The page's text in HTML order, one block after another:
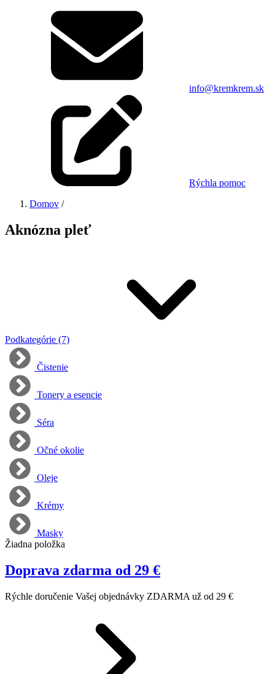
info@kremkrem.sk
Rýchla pomoc
Domov /
Aknózna pleť
Podkategórie (7)
Čistenie
Tonery a esencie
Séra
Očné okolie
Oleje
Krémy
Masky
Žiadna položka
Doprava zdarma od 29 €
Rýchle doručenie Vašej objednávky ZDARMA už od 29 €